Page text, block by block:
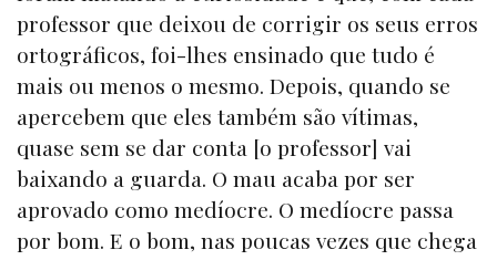
professor que deixou de corrigir os seus erros
ortográficos, foi-lhes ensinado que tudo é
mais ou menos o mesmo. Depois, quando se
apercebem que eles também são vítimas,
quase sem se dar conta [o professor] vai
baixando a guarda. O mau acaba por ser
aprovado como medíocre. O medíocre passa
por bom. E o bom, nas poucas vezes que chega